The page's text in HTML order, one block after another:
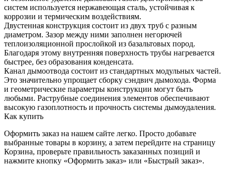
систем используется нержавеющая сталь, устойчивая к
коррозии и термическим воздействиям.
Двустенная конструкция состоит из двух труб с разным
диаметром. Зазор между ними заполнен негорючей
теплоизоляционной прослойкой из базальтовых пород.
Благодаря этому внутренняя поверхность трубы нагревается
быстрее, без образования конденсата.
Канал дымоотвода состоит из стандартных модульных частей.
Это значительно упрощает сборку сэндвич дымохода. Форма
и геометрические параметры конструкции могут быть
любыми. Раструбные соединения элементов обеспечивают
высокую газоплотность и прочность системы дымоудаления.
Как купить
Оформить заказ на нашем сайте легко. Просто добавьте
выбранные товары в корзину, а затем перейдите на страницу
Корзина, проверьте правильность заказанных позиций и
нажмите кнопку «Оформить заказ» или «Быстрый заказ».